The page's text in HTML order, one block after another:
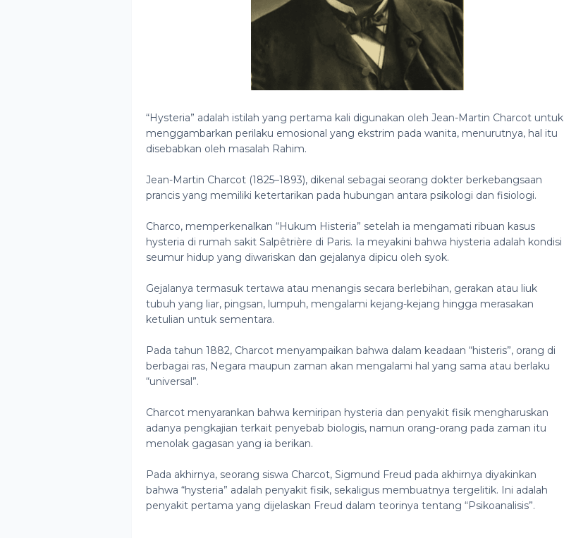
“Hysteria” adalah istilah yang pertama kali digunakan oleh Jean-Martin Charcot untuk
menggambarkan perilaku emosional yang ekstrim pada wanita, menurutnya, hal itu
disebabkan oleh masalah Rahim.
Jean-Martin Charcot (1825–1893), dikenal sebagai seorang dokter berkebangsaan
prancis yang memiliki ketertarikan pada hubungan antara psikologi dan fisiologi.
Charco, memperkenalkan “Hukum Histeria” setelah ia mengamati ribuan kasus
hysteria di rumah sakit Salpêtrière di Paris. Ia meyakini bahwa hiysteria adalah kondisi
seumur hidup yang diwariskan dan gejalanya dipicu oleh syok.
Gejalanya termasuk tertawa atau menangis secara berlebihan, gerakan atau liuk
tubuh yang liar, pingsan, lumpuh, mengalami kejang-kejang hingga merasakan
ketulian untuk sementara.
Pada tahun 1882, Charcot menyampaikan bahwa dalam keadaan “histeris”, orang di
berbagai ras, Negara maupun zaman akan mengalami hal yang sama atau berlaku
“universal”.
Charcot menyarankan bahwa kemiripan hysteria dan penyakit fisik mengharuskan
adanya pengkajian terkait penyebab biologis, namun orang-orang pada zaman itu
menolak gagasan yang ia berikan.
Pada akhirnya, seorang siswa Charcot, Sigmund Freud pada akhirnya diyakinkan
bahwa “hysteria” adalah penyakit fisik, sekaligus membuatnya tergelitik. Ini adalah
penyakit pertama yang dijelaskan Freud dalam teorinya tentang “Psikoanalisis”.